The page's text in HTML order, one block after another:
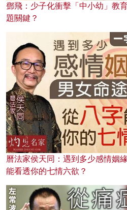
鄧飛：少子化衝擊「中小幼」教
題關鍵？
曆法家侯天同：遇到多少感情姻
能看透你的七情六欲？